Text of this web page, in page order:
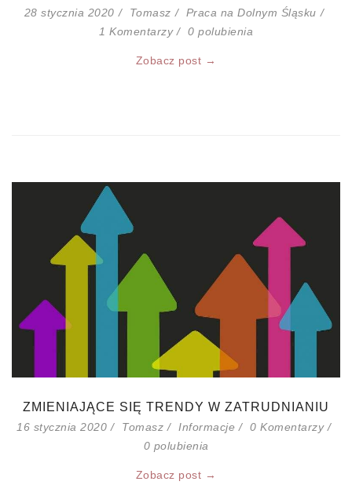
28 stycznia 2020 Tomasz
Praca na Dolnym Śląsku
1 Komentarzy
0 polubienia
Zobacz post →
ZMIENIAJĄCE SIĘ TRENDY W ZATRUDNIANIU
16 stycznia 2020 Tomasz Informacje
0 Komentarzy
0 polubienia
Zobacz post →